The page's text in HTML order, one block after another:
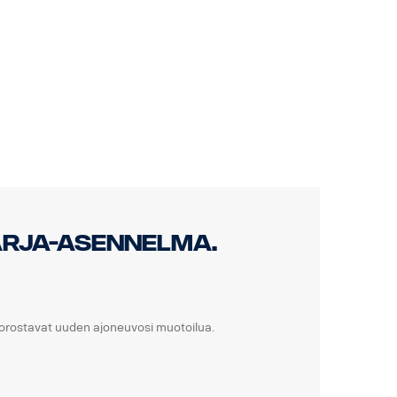
asennelma.
uuden ajoneuvosi muotoilua.